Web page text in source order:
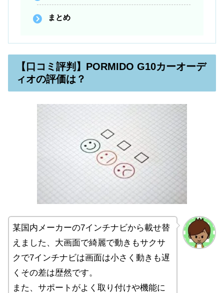
まとめ
【口コミ評判】PORMIDO G10カーオーデ
ィオの評価は？
某国内メーカーの7インチナビから載せ替
えました、大画面で綺麗で動きもサクサ
クで7インチナビは画面は小さく動きも遅
くその差は歴然です。
また、サポートがよく取り付けや機能に